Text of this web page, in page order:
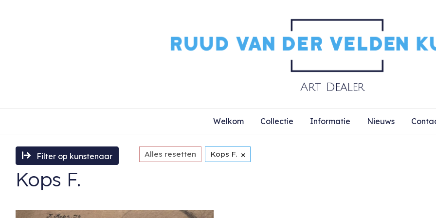
Welkom Collectie Informatie Nieuws
Filter op kunstenaar Alles resetten Kops F. ×
Kops F.